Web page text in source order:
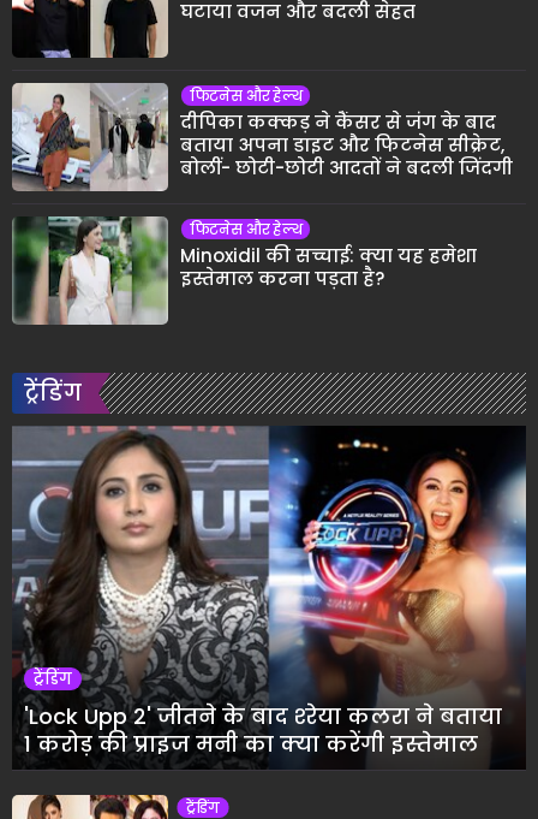
घटाया वजन और बदली सेहत
फिटनेस और हेल्थ
दीपिका कक्कड़ ने कैंसर से जंग के बाद
बताया अपना डाइट और फिटनेस सीक्रेट,
बोलीं- छोटी-छोटी आदतों ने बदली जिंदगी
फिटनेस और हेल्थ
Minoxidil की सच्चाई: क्या यह हमेशा
इस्तेमाल करना पड़ता है?
ट्रेंडिंग
ट्रेंडिंग
'Lock Upp 2' जीतने के बाद श्‍रेया कलरा ने बताया
1 करोड़ की प्राइज मनी का क्या करेंगी इस्तेमाल
ट्रेंडिंग